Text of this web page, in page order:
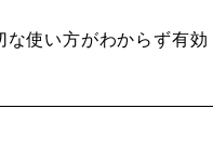
使い方がわからず有効